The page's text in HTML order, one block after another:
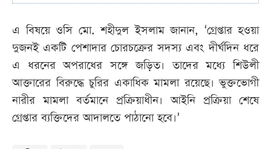
এ বিষয়ে ওসি মো. শহীদুল ইসলাম জানান, ‘গ্রেপ্তার হওয়া
দুজনই একটি পেশাদার চোরচক্রের সদস্য এবং দীর্ঘদিন ধরে
এ ধরনের অপরাধের সঙ্গে জড়িত। তাদের মধ্যে শিউলী
আক্তারের বিরুদ্ধে চুরির একাধিক মামলা রয়েছে। ভুক্তভোগী
নারীর মামলা বর্তমানে প্রক্রিয়াধীন। আইনি প্রক্রিয়া শেষে
গ্রেপ্তার ব্যক্তিদের আদালতে পাঠানো হবে।’